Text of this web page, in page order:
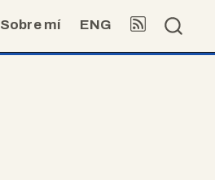
Sobre mí ENG